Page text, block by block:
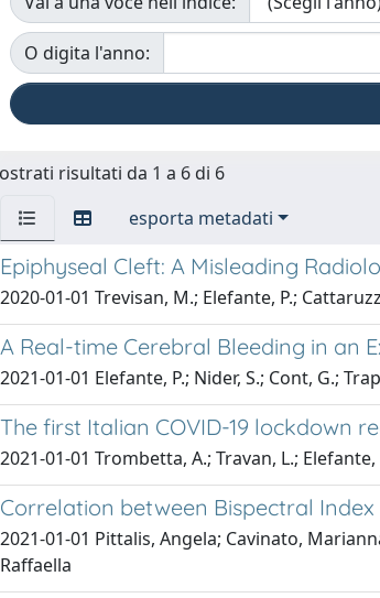
O digita l'anno:
risultati da 1 a 6 di 6
esporta metadati
Epiphyseal Cleft: A Misleading
2020-01-01 Trevisan, M.; Elefante, P.;
A Real-time Cerebral Bleeding in an
2021-01-01 Elefante, P.; Nider, S.; Cont, G.;
The first Italian COVID-19 lockdown
2021-01-01 Trombetta, A.; Travan, L.;
Correlation between Bispectral Index
2021-01-01 Pittalis, Angela; Cavinato,
Raffaella